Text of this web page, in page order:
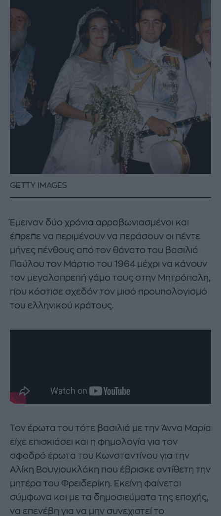
GETTY IMAGES
Έμειναν δύο χρόνια αρραβωνιασμένοι και
έπρεπε να περιμένουν να περάσουν οι πέντε
μήνες πένθους από τον θάνατο του βασιλιά
Παύλου τον Μάρτιο του 1964 μέχρι να κάνουν
τον μεγαλοπρεπή γάμο τους στην Μητρόπολη,
που κόστισε σχεδόν τον μισό προυπολογισμό
του ελληνικού κράτους.
Τον έρωτα του τότε βασιλιά με την Άννα Μαρία
είχε επισκιάσει και η φημολογία για τον
σφοδρό έρωτα του Κωνσταντίνου για την
Αλίκη Βουγιουκλάκη που έβρισκε αντίθετη την
μητέρα του Φρειδερίκη. Εκείνη φαίνεται
σύμφωνα και με τα δημοσιεύματα της εποχής,
να επενέβη για να μην συνεχιστεί το